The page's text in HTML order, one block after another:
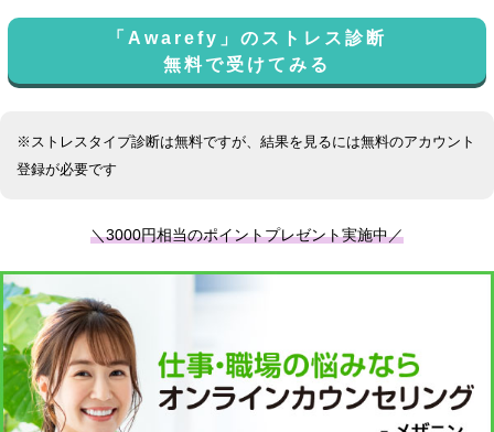
「Awarefy」のストレス診断
無料で受けてみる
※ストレスタイプ診断は無料ですが、結果を見るには無料のアカウント
登録が必要です
＼3000円相当のポイントプレゼント実施中／